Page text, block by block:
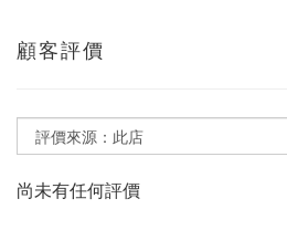
顧客評價
尚未有任何評價